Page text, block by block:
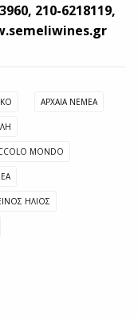
210-6218119,
ΑΡΧΑΊΑ ΝΕΜΈΑ
MONDO
ΉΛΙΟΣ